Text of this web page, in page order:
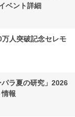
ベント詳細
人突破記念セレモ
ラ夏の研究」2026
報